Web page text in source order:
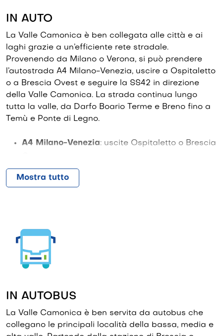
3. Aeroporto internazionale di Milano
Malpensa
L’aeroporto internazionale di Milano Malpensa
collega Milano con l’Europa (voli low cost con Easy
Jet, Terminal 2) e tutti i continenti (Terminal 1). Dista
circa 130 km dalla Valle Camonica.
Codice IATA aeroportuale: MXP
stazione a Bergamo, prendere il treno per Brescia e
da lì usufruire del servizio ferroviario di Trenord
IN AUTO
La Valle Camonica è ben collegata alle città e ai
laghi grazie a un’efficiente rete stradale.
Provenendo da Milano o Verona, si può prendere
l’autostrada A4 Milano-Venezia, uscire a Ospitaletto
o a Brescia Ovest e seguire la SS42 in direzione
della Valle Camonica. La strada continua lungo
tutta la valle, da Darfo Boario Terme e Breno fino a
Temù e Ponte di Legno.
A4 Milano-Venezia: uscite Ospitaletto o Brescia
A35 BreBeMi: uscita Brescia
Mostra tutto
IN AUTOBUS
La Valle Camonica è ben servita da autobus che
collegano le principali località della bassa, media e